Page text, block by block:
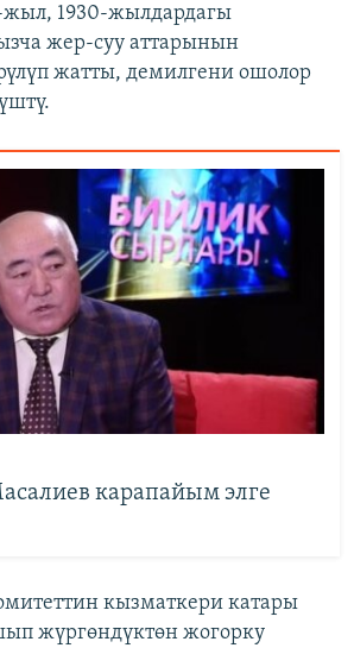
жыл, 1930-жылдардагы
жер-суу аттарынын
жатты, демилгени ошолор
карапайым элге
кызматкери катары
жүргөндүктөн жогорку